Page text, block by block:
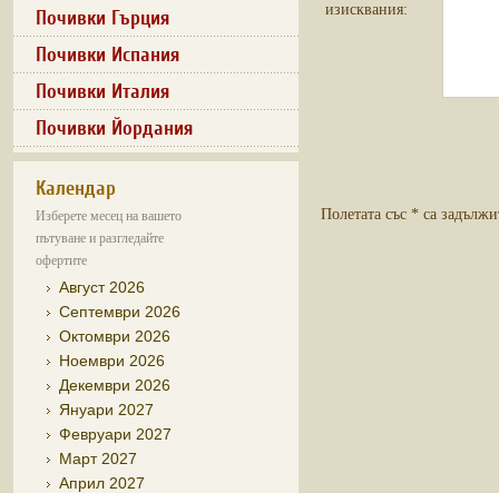
Почивки Гърция
Почивки Испания
Почивки Италия
Почивки Йордания
Календар
Изберете месец на вашето
пътуване и разгледайте
офертите
Август 2026
Септември 2026
Октомври 2026
Ноември 2026
Декември 2026
Януари 2027
Февруари 2027
Март 2027
Април 2027
изисквания:
Полетата със * са